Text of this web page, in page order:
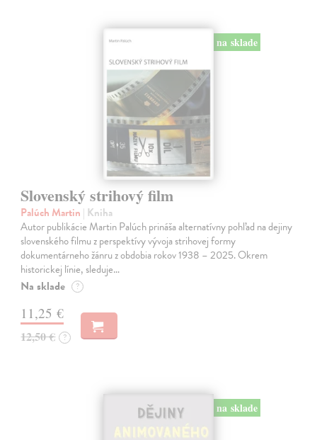
na sklade
Slovenský strihový film
Palúch Martin | Kniha
Autor publikácie Martin Palúch prináša alternatívny pohľad na dejiny
slovenského filmu z perspektívy vývoja strihovej formy
dokumentárneho žánru z obdobia rokov 1938 – 2025. Okrem
historickej línie, sleduje…
Na sklade ?
11,25 €
12,50 € ?
na sklade